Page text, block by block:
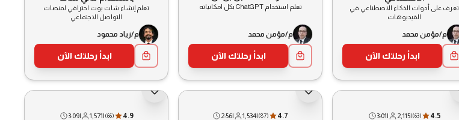
تعرف على أدوات الذكاء الاصطناعي في
الفيديوهات
م/مؤمن محمد
ابدأ رحلتك الآن
تعلم استخدام ChatGPT بكل امكانياته
م/مؤمن محمد
ابدأ رحلتك الآن
تعلم إنشاء شات بوت احترافي لمنصات
التواصل الاجتماعي
م/زياد محمود
ابدأ رحلتك الآن
4.5
(63)
|
2,115
|
3:01
4.7
(87)
|
1,534
|
2:56
4.9
(66)
|
1,571
|
3:09